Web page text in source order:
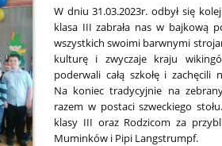
W dniu 31.03.2023r. odbył się
klasa III zabrała nas w bajkową
wszystkich swoimi barwnymi
kulturę i zwyczaje kraju
poderwali całą szkołę i
Na koniec tradycyjnie na
razem w postaci szweckiego
klasy III oraz Rodzicom za
Muminków i Pipi Langstrumpf.